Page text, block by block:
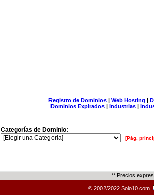
Registro de Dominios| Web Hosting |
Dominios Expirados | Industrias |
Categorías de Dominio:
[Pág.
** Precios
© 2002/2022 Solo10.com